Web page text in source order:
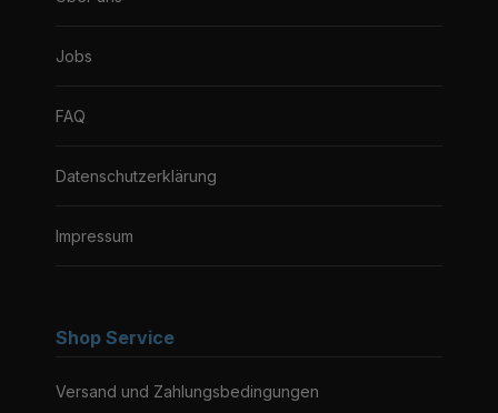
Jobs
FAQ
Datenschutzerklärung
Impressum
Shop Service
Versand und Zahlungsbedingungen